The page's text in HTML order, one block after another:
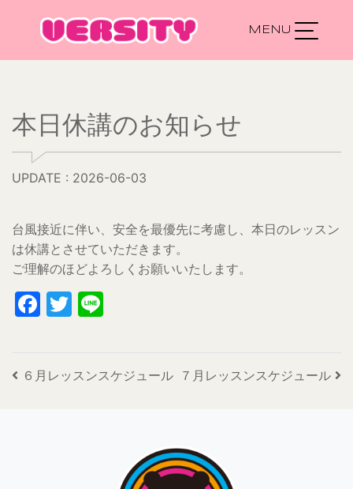
Main Navigation
本日休講のお知らせ
UPDATE : 2026-06-03
台風接近に伴い、安全を最優先に考慮し、本日のレッスン
は休講とさせていただきます。
ご理解のほどよろしくお願いいたします。
Facebook
Twitter
投稿ナビゲーション
６月レッスンスケジュール ７月レッスンスケジュール